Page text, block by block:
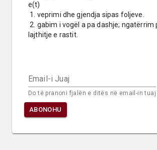
e(t)
2. gabim i vogël a pa dashje; ngatërrim pa dashje:
lajthitje e rastit.
Email-i Juaj
Do të pranoni fjalën e ditës në email-in tuaj
ABONOHU